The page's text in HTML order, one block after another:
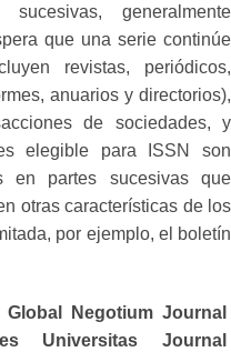
generalmente
que una serie continúe
revistas, periódicos,
anuarios y directorios),
de sociedades, y
elegible para ISSN son
en partes sucesivas que
otras características de los
por ejemplo, el boletín
Global Negotium Journal
Universitas Journal